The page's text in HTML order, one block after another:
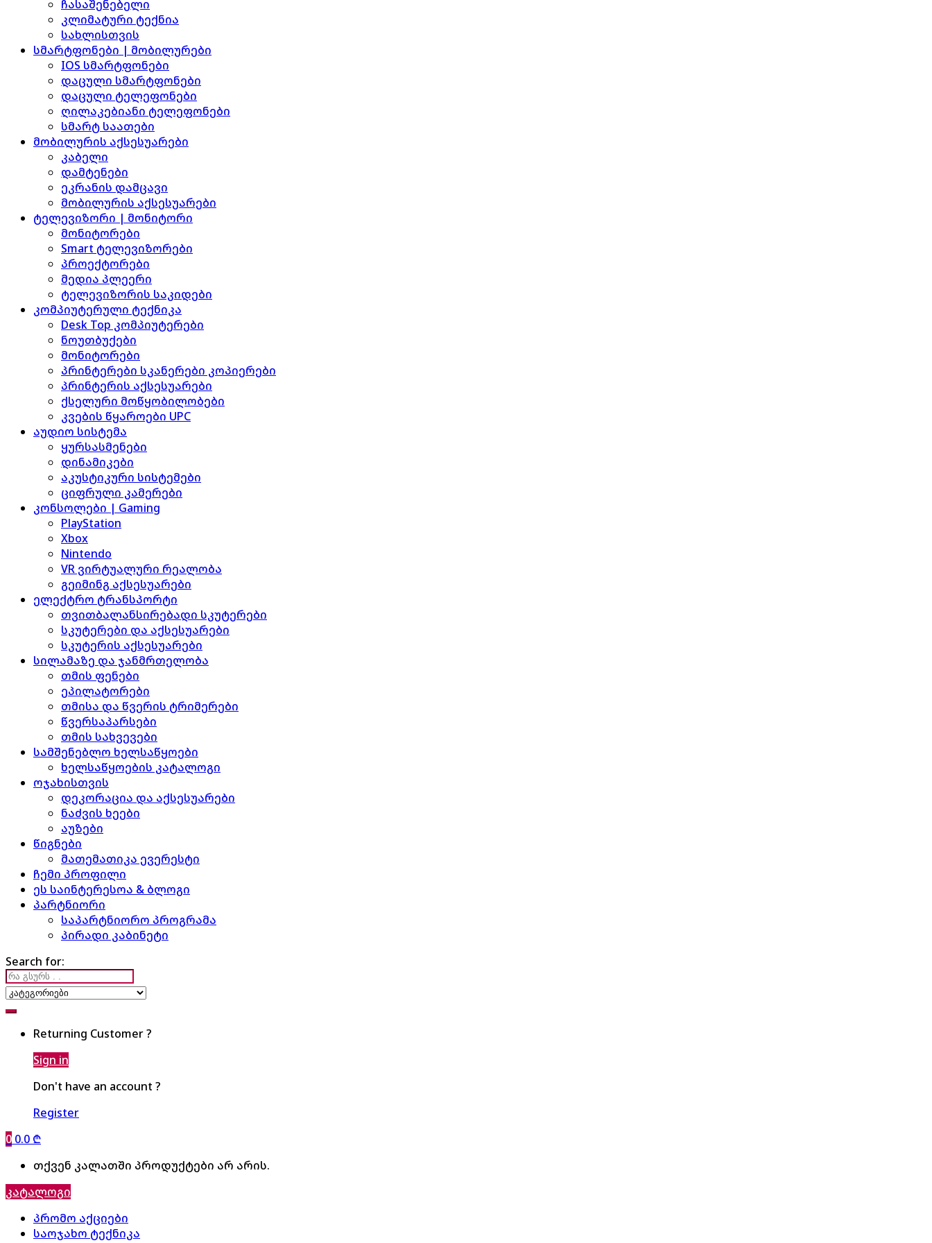
ჩასაშენებელი
კლიმატური ტექნია
სახლისთვის
სმარტფონები | მობილურები
IOS სმარტფონები
დაცული სმარტფონები
დაცული ტელეფონები
ღილაკებიანი ტელეფონები
სმარტ საათები
მობილურის აქსესუარები
კაბელი
დამტენები
ეკრანის დამცავი
მობილურის აქსესუარები
ტელევიზორი | მონიტორი
მონიტორები
Smart ტელევიზორები
პროექტორები
მედია პლეერი
ტელევიზორის საკიდები
კომპიუტერული ტექნიკა
Desk Top კომპიუტერები
ნოუთბუქები
მონიტორები
პრინტერები სკანერები კოპიერები
პრინტერის აქსესუარები
ქსელური მოწყობილობები
კვების წყაროები UPC
აუდიო სისტემა
ყურსასმენები
დინამიკები
აკუსტიკური სისტემები
ციფრული კამერები
კონსოლები | Gaming
PlayStation
Xbox
Nintendo
VR ვირტუალური რეალობა
გეიმინგ აქსესუარები
ელექტრო ტრანსპორტი
თვითბალანსირებადი სკუტერები
სკუტერები და აქსესუარები
სკუტერის აქსესუარები
სილამაზე და ჯანმრთელობა
თმის ფენები
ეპილატორები
თმისა და წვერის ტრიმერები
წვერსაპარსები
თმის სახვევები
სამშენებლო ხელსაწყოები
ხელსაწყოების კატალოგი
ოჯახისთვის
დეკორაცია და აქსესუარები
ნაძვის ხეები
აუზები
წიგნები
მათემათიკა ევერესტი
ჩემი პროფილი
ეს საინტერესოა & ბლოგი
პარტნიორი
საპარტნიორო პროგრამა
პირადი კაბინეტი
Search for:
Returning Customer ?
Sign in
Don't have an account ?
Register
0 0.0 ₾
თქვენ კალათში პროდუქტები არ არის.
კატალოგი
პრომო აქციები
საოჯახო ტექნიკა